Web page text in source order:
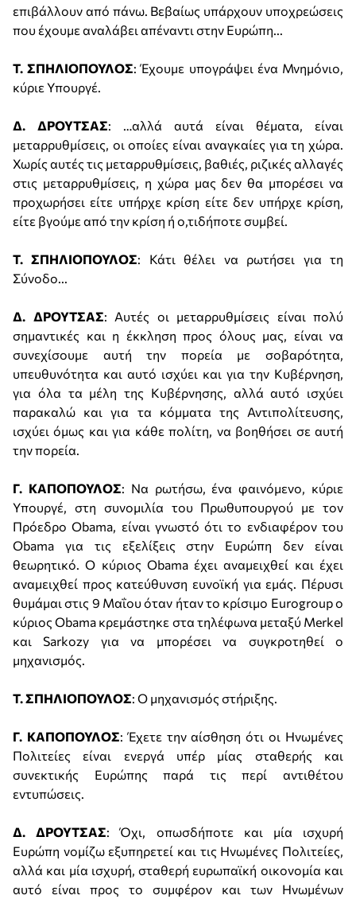
επιβάλλουν από πάνω. Βεβαίως υπάρχουν υποχρεώσεις
που έχουμε αναλάβει απέναντι στην Ευρώπη...
Τ. ΣΠΗΛΙΟΠΟΥΛΟΣ: Έχουμε υπογράψει ένα Μνημόνιο,
κύριε Υπουργέ.
Δ. ΔΡΟΥΤΣΑΣ: …αλλά αυτά είναι θέματα, είναι
μεταρρυθμίσεις, οι οποίες είναι αναγκαίες για τη χώρα.
Χωρίς αυτές τις μεταρρυθμίσεις, βαθιές, ριζικές αλλαγές
στις μεταρρυθμίσεις, η χώρα μας δεν θα μπορέσει να
προχωρήσει είτε υπήρχε κρίση είτε δεν υπήρχε κρίση,
είτε βγούμε από την κρίση ή ο,τιδήποτε συμβεί.
Τ. ΣΠΗΛΙΟΠΟΥΛΟΣ: Κάτι θέλει να ρωτήσει για τη
Σύνοδο...
Δ. ΔΡΟΥΤΣΑΣ: Αυτές οι μεταρρυθμίσεις είναι πολύ
σημαντικές και η έκκληση προς όλους μας, είναι να
συνεχίσουμε αυτή την πορεία με σοβαρότητα,
υπευθυνότητα και αυτό ισχύει και για την Κυβέρνηση,
για όλα τα μέλη της Κυβέρνησης, αλλά αυτό ισχύει
παρακαλώ και για τα κόμματα της Αντιπολίτευσης,
ισχύει όμως και για κάθε πολίτη, να βοηθήσει σε αυτή
την πορεία.
Γ. ΚΑΠΟΠΟΥΛΟΣ: Να ρωτήσω, ένα φαινόμενο, κύριε
Υπουργέ, στη συνομιλία του Πρωθυπουργού με τον
Πρόεδρο Obama, είναι γνωστό ότι το ενδιαφέρον του
Obama για τις εξελίξεις στην Ευρώπη δεν είναι
θεωρητικό. Ο κύριος Obama έχει αναμειχθεί και έχει
αναμειχθεί προς κατεύθυνση ευνοϊκή για εμάς. Πέρυσι
θυμάμαι στις 9 Μαΐου όταν ήταν το κρίσιμο Eurogroup ο
κύριος Obama κρεμάστηκε στα τηλέφωνα μεταξύ Merkel
και Sarkozy για να μπορέσει να συγκροτηθεί ο
μηχανισμός.
Τ. ΣΠΗΛΙΟΠΟΥΛΟΣ: Ο μηχανισμός στήριξης.
Γ. ΚΑΠΟΠΟΥΛΟΣ: Έχετε την αίσθηση ότι οι Ηνωμένες
Πολιτείες είναι ενεργά υπέρ μίας σταθερής και
συνεκτικής Ευρώπης παρά τις περί αντιθέτου
εντυπώσεις.
Δ. ΔΡΟΥΤΣΑΣ: Όχι, οπωσδήποτε και μία ισχυρή
Ευρώπη νομίζω εξυπηρετεί και τις Ηνωμένες Πολιτείες,
αλλά και μία ισχυρή, σταθερή ευρωπαϊκή οικονομία και
αυτό είναι προς το συμφέρον και των Ηνωμένων